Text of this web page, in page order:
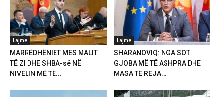
Lajme
MARRËDHËNIET MES MALIT
TË ZI DHE SHBA-së NË
NIVELIN MË TË...
Lajme
SHARANOVIQ: NGA SOT
GJOBA MË TË ASHPRA DHE
MASA TË REJA...